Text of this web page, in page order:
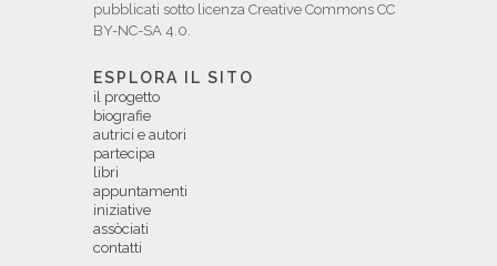
pubblicati sotto licenza Creative Commons CC
BY-NC-SA 4.0.
ESPLORA IL SITO
il progetto
biografie
autrici e autori
partecipa
libri
appuntamenti
iniziative
assòciati
contatti